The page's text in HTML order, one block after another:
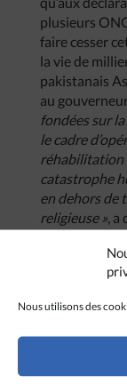
Nous utilisons des
plusieurs
faire cesser
la vie de
pakistanais
au
fondées sur
le cadre
réhabilitation
catastrophe
en dehors de
religieuse », a